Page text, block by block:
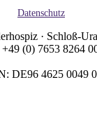
Datenschutz
· Schloß-
(0) 7653 8264
DE96 4625 0049